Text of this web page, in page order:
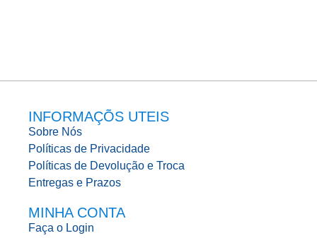
INFORMAÇÕS UTEIS
Sobre Nós
Políticas de Privacidade
Políticas de Devolução e Troca
Entregas e Prazos
MINHA CONTA
Faça o Login